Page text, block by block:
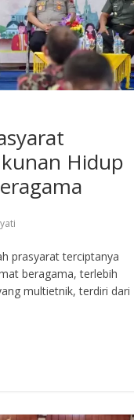
Hidup
prasyarat terciptanya
beragama, terlebih
multietnik, terdiri dari